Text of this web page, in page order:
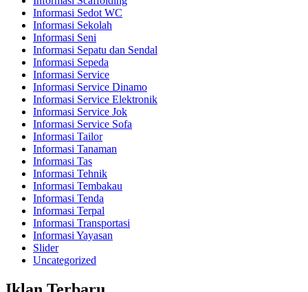
Informasi Sedot WC
Informasi Sekolah
Informasi Seni
Informasi Sepatu dan Sendal
Informasi Sepeda
Informasi Service
Informasi Service Dinamo
Informasi Service Elektronik
Informasi Service Jok
Informasi Service Sofa
Informasi Tailor
Informasi Tanaman
Informasi Tas
Informasi Tehnik
Informasi Tembakau
Informasi Tenda
Informasi Terpal
Informasi Transportasi
Informasi Yayasan
Slider
Uncategorized